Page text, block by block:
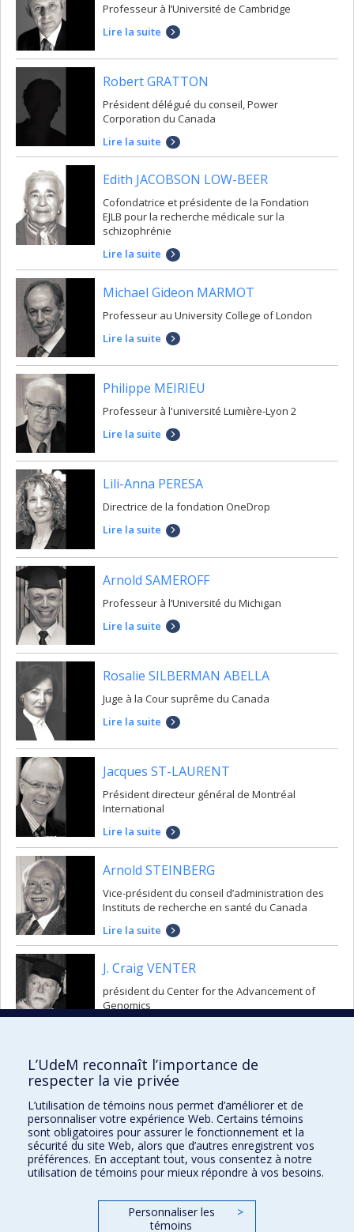
Professeur à l’Université de Cambridge
Lire la suite
Robert GRATTON
Président délégué du conseil, Power
Corporation du Canada
Lire la suite
Edith JACOBSON LOW-BEER
Cofondatrice et présidente de la Fondation
EJLB pour la recherche médicale sur la
schizophrénie
Lire la suite
Michael Gideon MARMOT
Professeur au University College of London
Lire la suite
Philippe MEIRIEU
Professeur à l'université Lumière-Lyon 2
Lire la suite
Lili-Anna PERESA
Directrice de la fondation OneDrop
Lire la suite
Arnold SAMEROFF
Professeur à l’Université du Michigan
Lire la suite
Rosalie SILBERMAN ABELLA
Juge à la Cour suprême du Canada
Lire la suite
Jacques ST-LAURENT
Président directeur général de Montréal
International
Lire la suite
Arnold STEINBERG
Vice-président du conseil d’administration des
Instituts de recherche en santé du Canada
Lire la suite
J. Craig VENTER
président du Center for the Advancement of
Genomics
Collation des grades
collations@umontreal.ca
Plan campus
L’UdeM reconnaît l’importance de
respecter la vie privée
L’utilisation de témoins nous permet d’améliorer et de
personnaliser votre expérience Web. Certains témoins
sont obligatoires pour assurer le fonctionnement et la
sécurité du site Web, alors que d’autres enregistrent vos
préférences. En acceptant tout, vous consentez à notre
utilisation de témoins pour mieux répondre à vos besoins.
Personnaliser les
témoins
>